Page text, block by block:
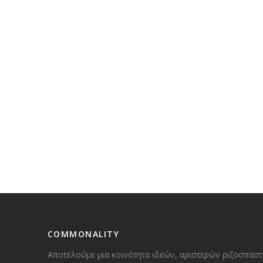
COMMONALITY
Αποτελούμε μια κοινότητα ιδεών, αριστερών